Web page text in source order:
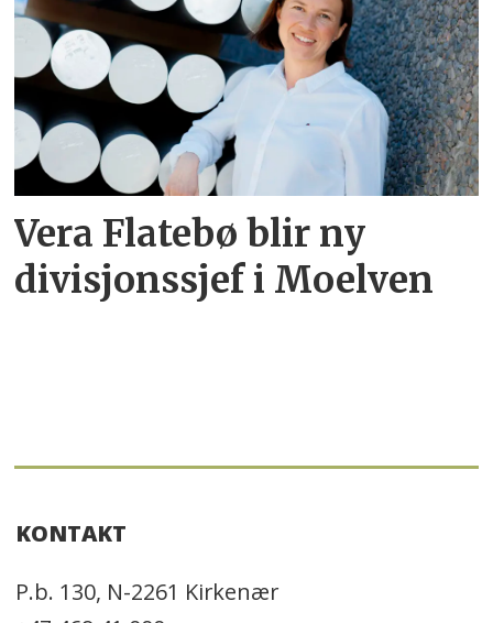
Vera Flatebø blir ny
divisjonssjef i Moelven
KONTAKT
P.b. 130, N-2261 Kirkenær